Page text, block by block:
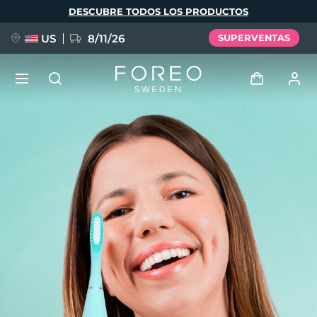
DESCUBRE TODOS LOS PRODUCTOS
US 8/11/26 SUPERVENTAS
Perfil de usuario
Mis dispositivos
Mis pedidos
Mis direcciones
Mis suscripciones
FAQ™ Pure Beauty-Tech Elixir
BREAKING NEWS
issa™ Teeth Whitening Set
Deutsch
Español
Français
Italiano
Português
Svenska
Русский
简体中文 繁體中文